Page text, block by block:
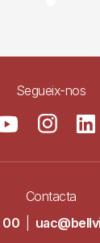
Segueix-nos
Contacta
00